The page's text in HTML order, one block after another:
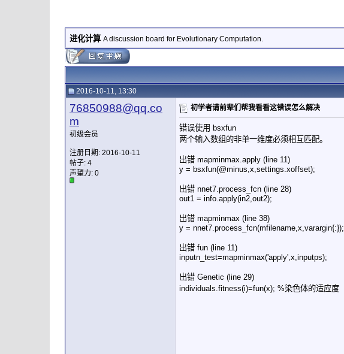
进化计算 A discussion board for Evolutionary Computation.
2016-10-11, 13:30
76850988@qq.co
m
初级会员
注册日期: 2016-10-11
帖子: 4
声望力: 0
初学者请前辈们帮我看看这错误怎么解决
错误使用 bsxfun
两个输入数组的非单一维度必须相互匹配。
出错 mapminmax.apply (line 11)
y = bsxfun(@minus,x,settings.xoffset);
出错 nnet7.process_fcn (line 28)
out1 = info.apply(in2,out2);
出错 mapminmax (line 38)
y = nnet7.process_fcn(mfilename,x,varargin{:});
出错 fun (line 11)
inputn_test=mapminmax('apply',x,inputps);
出错 Genetic (line 29)
individuals.fitness(i)=fun(x); %染色体的适应度